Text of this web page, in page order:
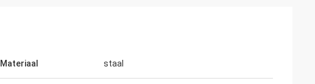
Materiaal staal